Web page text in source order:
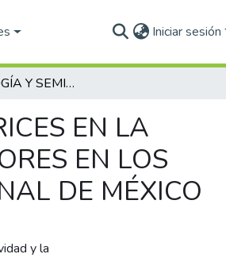
Iniciar sesión
EPISTEMOLOGÍA Y SEMIÓTICA: FACTORES DIRECTRICES EN LA FORMACIÓN INTERDISCIPLINARIA DE INVESTIGADORES EN LOS POSGRADOS DEL INSTITUTO POLITÉCNICO NACIONAL DE MÉXICO
EN LA
EN LOS
DE MÉXICO
y la